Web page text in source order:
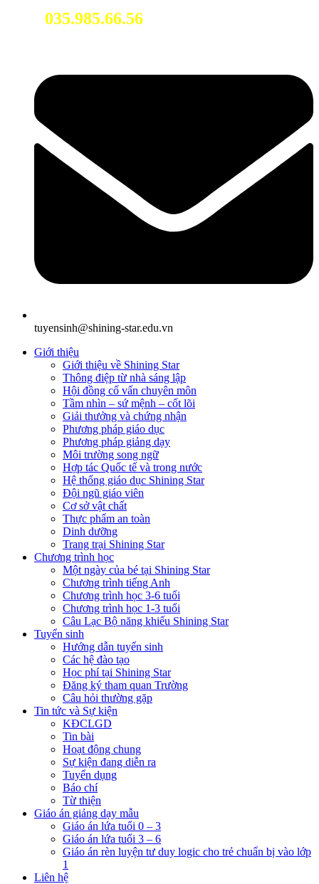
035.985.66.56
tuyensinh@shining-star.edu.vn
Giới thiệu
Giới thiệu về Shining Star
Thông điệp từ nhà sáng lập
Hội đồng cố vấn chuyên môn
Tầm nhìn – sứ mệnh – cốt lõi
Giải thưởng và chứng nhận
Phương pháp giáo dục
Phương pháp giảng dạy
Môi trường song ngữ
Hợp tác Quốc tế và trong nước
Hệ thống giáo dục Shining Star
Đội ngũ giáo viên
Cơ sở vật chất
Thực phẩm an toàn
Dinh dưỡng
Trang trại Shining Star
Chương trình học
Một ngày của bé tại Shining Star
Chương trình tiếng Anh
Chương trình học 3-6 tuổi
Chương trình học 1-3 tuổi
Câu Lạc Bộ năng khiếu Shining Star
Tuyển sinh
Hướng dẫn tuyển sinh
Các hệ đào tạo
Học phí tại Shining Star
Đăng ký tham quan Trường
Câu hỏi thường gặp
Tin tức và Sự kiện
KĐCLGD
Tin bài
Hoạt động chung
Sự kiện đang diễn ra
Tuyển dụng
Báo chí
Từ thiện
Giáo án giảng dạy mẫu
Giáo án lứa tuổi 0 – 3
Giáo án lứa tuổi 3 – 6
Giáo án rèn luyện tư duy logic cho trẻ chuẩn bị vào lớp
1
Liên hệ